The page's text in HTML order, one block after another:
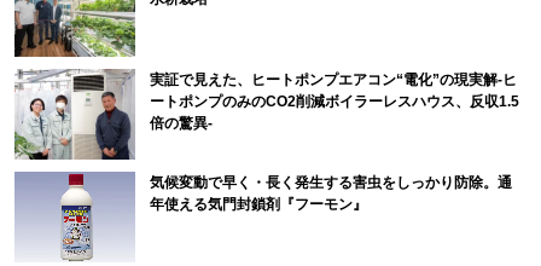
実証で見えた、ヒートポンプエアコン“電化”の現実解-ヒ
ートポンプのみのCO2削減ボイラーレスハウス、反収1.5
倍の驚異-
気候変動で早く・長く発生する害虫をしっかり防除。通
年使える気門封鎖剤『フーモン』